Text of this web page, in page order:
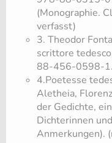
(Monographie.
verfasst)
3. Theodor
scrittore
88-456-0598-1.
4.Poetesse
Aletheia,
der Gedichte,
Dichterinnen
Anmerkungen).